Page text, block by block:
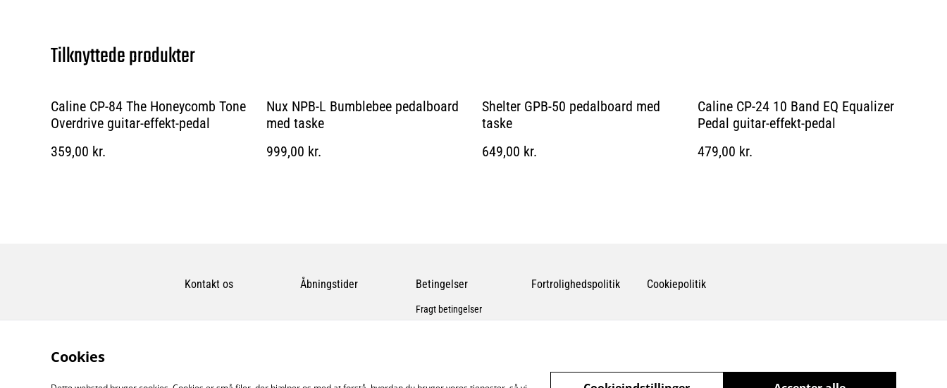
Tilknyttede produkter
Caline CP-84 The Honeycomb Tone
Overdrive guitar-effekt-pedal
359,00 kr.
Nux NPB-L Bumblebee pedalboard
med taske
999,00 kr.
Shelter GPB-50 pedalboard med
taske
649,00 kr.
Caline CP-24 10 Band EQ Equalizer
Pedal guitar-effekt-pedal
479,00 kr.
Kontakt os Åbningstider Betingelser
Fragt betingelser
Fortrolighedspolitik Cookiepolitik
Cookies